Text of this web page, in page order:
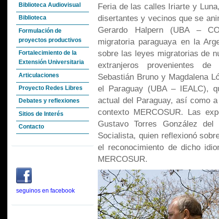
Biblioteca Audiovisual
Biblioteca
Formulación de
proyectos productivos
Fortalecimiento de la
Extensión Universitaria
Articulaciones
Proyecto Redes Libres
Debates y reflexiones
Sitios de Interés
Contacto
seguinos en facebook
Feria de las calles Iriarte y
disertantes y vecinos que se
Gerardo Halpern (UBA –
migratoria paraguaya en la
sobre las leyes migratorias de
extranjeros provenientes de
Sebastián Bruno y Magdalena
el Paraguay (UBA – IEALC),
actual del Paraguay, así como
contexto MERCOSUR. Las
Gustavo Torres González del
Socialista, quien reflexionó
el reconocimiento de dicho
MERCOSUR.